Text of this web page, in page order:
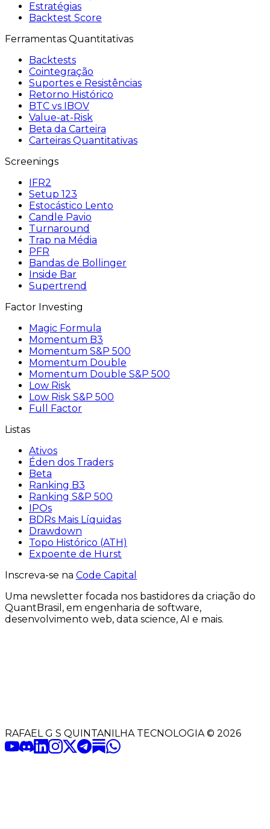
Estratégias
Backtest Score
Ferramentas Quantitativas
Backtests
Cointegração
Suportes e Resistências
Retorno Histórico
BTC vs IBOV
Value-at-Risk
Beta da Carteira
Carteiras Quantitativas
Screenings
IFR2
Setup 123
Estocástico Lento
Candle Pavio
Turnaround
Trap na Média
PFR
Bandas de Bollinger
Inside Bar
Supertrend
Factor Investing
Magic Formula
Momentum B3
Momentum S&P 500
Momentum Double
Momentum Double S&P 500
Low Risk
Low Risk S&P 500
Full Factor
Listas
Ativos
Éden dos Traders
Beta
Ranking B3
Ranking S&P 500
IPOs
BDRs Mais Líquidas
Drawdown
Topo Histórico (ATH)
Expoente de Hurst
Inscreva-se na Code Capital
Uma newsletter focada nos bastidores da criação do
QuantBrasil , em engenharia de software,
desenvolvimento web, data science, AI e mais.
RAFAEL G S QUINTANILHA TECNOLOGIA© 2026